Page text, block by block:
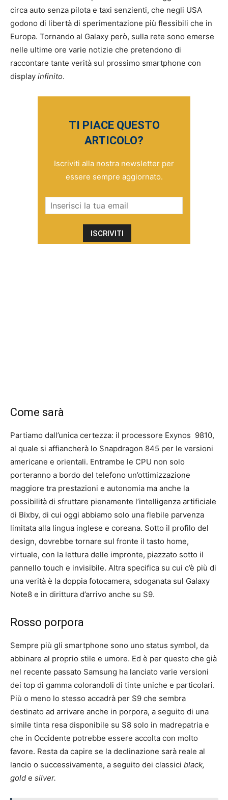
circa auto senza pilota e taxi senzienti, che negli USA
godono di libertà di sperimentazione più flessibili che in
Europa. Tornando al Galaxy però, sulla rete sono emerse
nelle ultime ore varie notizie che pretendono di
raccontare tante verità sul prossimo smartphone con
display infinito.
TI PIACE QUESTO
ARTICOLO?
Iscriviti alla nostra newsletter per
essere sempre aggiornato.
Come sarà
Partiamo dall’unica certezza: il processore Exynos 9810,
al quale si affiancherà lo Snapdragon 845 per le versioni
americane e orientali. Entrambe le CPU non solo
porteranno a bordo del telefono un’ottimizzazione
maggiore tra prestazioni e autonomia ma anche la
possibilità di sfruttare pienamente l’intelligenza artificiale
di Bixby, di cui oggi abbiamo solo una flebile parvenza
limitata alla lingua inglese e coreana. Sotto il profilo del
design, dovrebbe tornare sul fronte il tasto home,
virtuale, con la lettura delle impronte, piazzato sotto il
pannello touch e invisibile. Altra specifica su cui c’è più di
una verità è la doppia fotocamera, sdoganata sul Galaxy
Note8 e in dirittura d’arrivo anche su S9.
Rosso porpora
Sempre più gli smartphone sono uno status symbol, da
abbinare al proprio stile e umore. Ed è per questo che già
nel recente passato Samsung ha lanciato varie versioni
dei top di gamma colorandoli di tinte uniche e particolari.
Più o meno lo stesso accadrà per S9 che sembra
destinato ad arrivare anche in porpora, a seguito di una
simile tinta resa disponibile su S8 solo in madrepatria e
che in Occidente potrebbe essere accolta con molto
favore. Resta da capire se la declinazione sarà reale al
lancio o successivamente, a seguito dei classici black,
gold e silver.